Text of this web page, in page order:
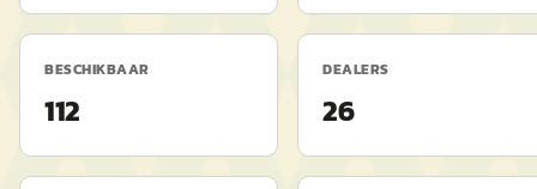
BESCHIKBAAR
112
DEALERS
26